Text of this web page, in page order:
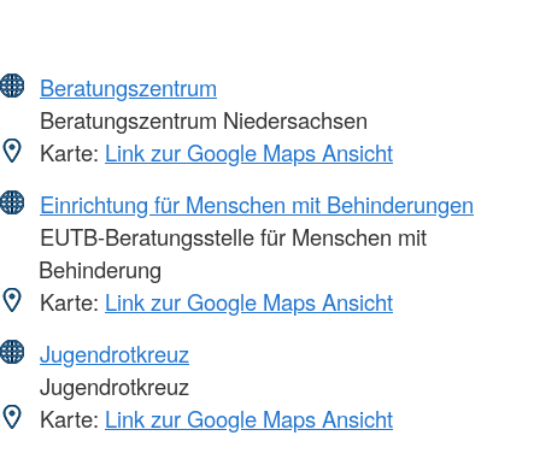
Beratungszentrum
Beratungszentrum Niedersachsen
Karte: Link zur Google Maps Ansicht
Einrichtung für Menschen mit Behinderungen
EUTB-Beratungsstelle für Menschen mit
Behinderung
Karte: Link zur Google Maps Ansicht
Jugendrotkreuz
Jugendrotkreuz
Karte: Link zur Google Maps Ansicht